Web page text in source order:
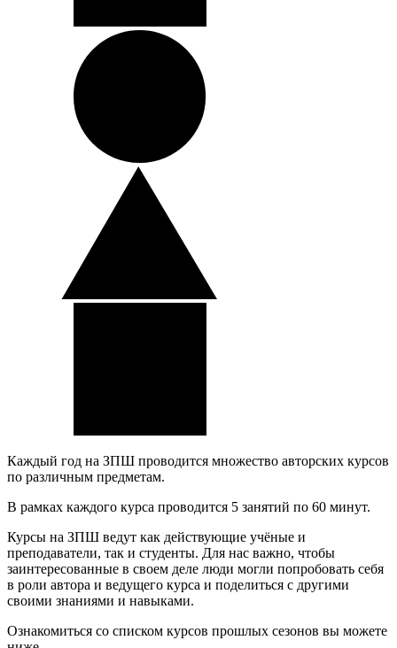
Каждый год на ЗПШ проводится множество авторских курсов
по различным предметам.
В рамках каждого курса проводится 5 занятий по 60 минут.
Курсы на ЗПШ ведут как действующие учёные и
преподаватели, так и студенты. Для нас важно, чтобы
заинтересованные в своем деле люди могли попробовать себя
в роли автора и ведущего курса и поделиться с другими
своими знаниями и навыками.
Ознакомиться со списком курсов прошлых сезонов вы можете